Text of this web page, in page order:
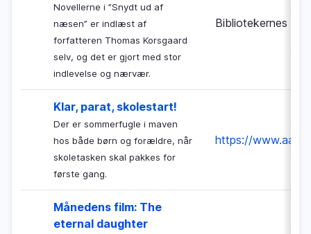
Novellerne i ”Snydt ud af
næsen” er indlæst af
forfatteren Thomas Korsgaard
selv, og det er gjort med stor
indlevelse og nærvær.
Bibliotekernes
Klar, parat, skolestart!
Der er sommerfugle i maven
hos både børn og forældre, når
skoletasken skal pakkes for
første gang.
https://
Månedens film: The
eternal daughter